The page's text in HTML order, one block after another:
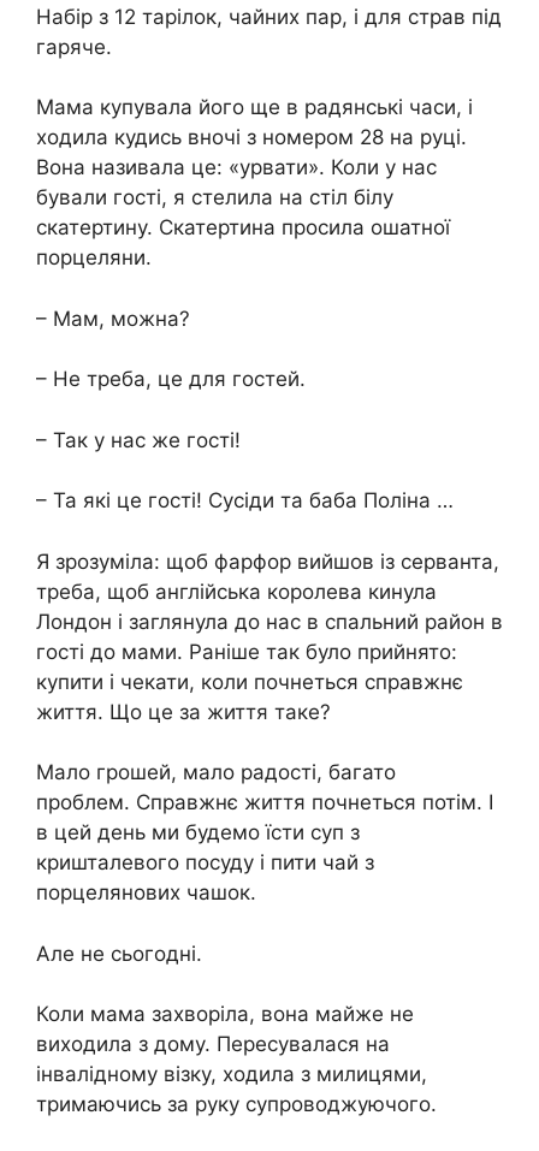
Набір з 12 тарілок, чайних пар, і для страв під
гаряче.
Мама купувала його ще в радянські часи, і
ходила кудись вночі з номером 28 на руці.
Вона називала це: «урвати». Коли у нас
бували гості, я стелила на стіл білу
скатертину. Скатертина просила ошатної
порцеляни.
– Мам, можна?
– Не треба, це для гостей.
– Так у нас же гості!
– Та які це гості! Сусіди та баба Поліна …
Я зрозуміла: щоб фарфор вийшов із серванта,
треба, щоб англійська королева кинула
Лондон і заглянула до нас в спальний район в
гості до мами. Раніше так було прийнято:
купити і чекати, коли почнеться справжнє
життя. Що це за життя таке?
Мало грошей, мало радості, багато
проблем. Справжнє життя почнеться потім. І
в цей день ми будемо їсти суп з
кришталевого посуду і пити чай з
порцелянових чашок.
Але не сьогодні.
Коли мама захворіла, вона майже не
виходила з дому. Пересувалася на
інвалідному візку, ходила з милицями,
тримаючись за руку супроводжуючого.